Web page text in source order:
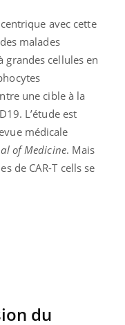
avec cette
malades
cellules en
une cible à la
L’étude est
médicale
of Medicine. Mais
de CAR-T cells se
du